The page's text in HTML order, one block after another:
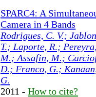
SPARC4: A
Camera in 4 Bands
Rodrigues, C. V.;
T.; Laporte, R.;
M.; Assafin, M.;
D.; Franco, G.;
G.
2011 - How to cite?